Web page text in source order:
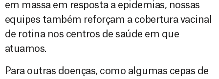
em massa em resposta a epidemias, nossas
equipes também reforçam a cobertura vacinal
de rotina nos centros de saúde em que
atuamos.
Para outras doenças, como algumas cepas de